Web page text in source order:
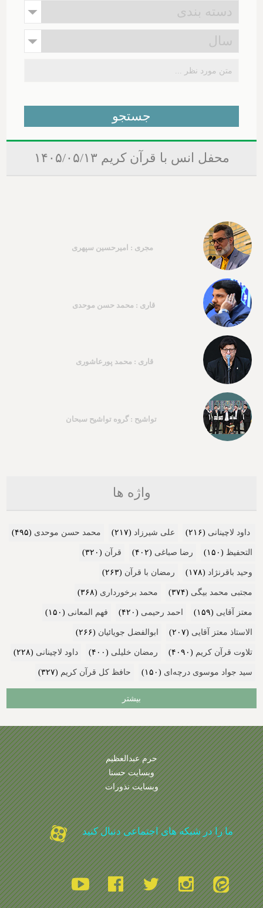
محفل انس با قرآن کریم ۱۴۰۵/۰۵/۱۳
مجری : امیرحسین سپهری
قاری : محمد حسن موحدی
قاری : محمد پورعاشوری
تواشیح : گروه تواشیح سبحان
واژه ها
داود لاچینانی (۲۱۶) علی شیرزاد (۲۱۷) محمد حسن موحدی (۴۹۵)
التحفیظ (۱۵۰) رضا صباغی (۴۰۲) قرآن (۳۲۰)
وحید باقرنژاد (۱۷۸) رمضان با قرآن (۲۶۳)
مجتبی محمد بیگی (۳۷۴) محمد برخورداری (۳۶۸)
معتز آقایی (۱۵۹) احمد رحیمی (۴۲۰) فهم المعانی (۱۵۰)
الاستاذ معتز آقایی (۲۰۷) ابوالفضل جویائیان (۲۶۶)
تلاوت قرآن کریم (۴۰۹۰) رمضان خلیلی (۴۰۰) داود لاچینانی (۲۲۸)
سید جواد موسوی درچه‌ای (۱۵۰) حافظ کل قرآن کریم (۳۲۷)
بیشتر
حرم عبدالعظیم
وبسایت حسنا
وبسایت نذورات
ما را در شبکه های اجتماعی دنبال کنید